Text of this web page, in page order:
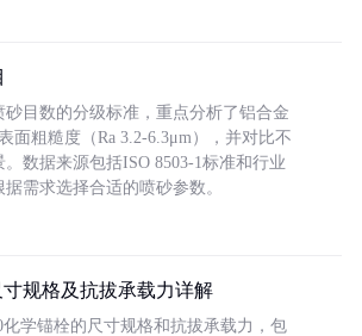
目数的分级标准，重点分析了铝合金
面粗糙度（Ra 3.2-6.3μm），并对比不
。数据来源包括ISO 8503-1标准和行业
需求选择合适的喷砂参数。
规格及抗拔承载力详解
学锚栓的尺寸规格和抗拔承载力，包